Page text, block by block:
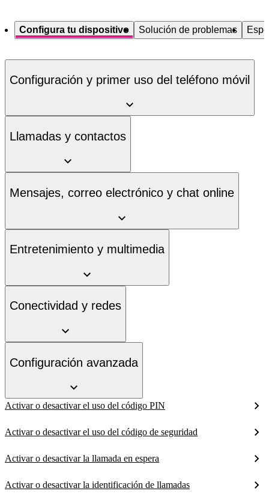
Configura tu dispositivo Solución de problemas
Configuración y primer uso del teléfono móvil
Llamadas y contactos
Mensajes, correo electrónico y chat online
Entretenimiento y multimedia
Conectividad y redes
Configuración avanzada
Activar o desactivar el uso del código PIN
Activar o desactivar el uso del código de seguridad
Activar o desactivar la llamada en espera
Activar o desactivar la identificación de llamadas